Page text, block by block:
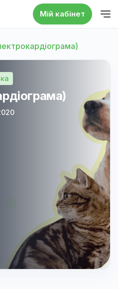
Мій кабінет